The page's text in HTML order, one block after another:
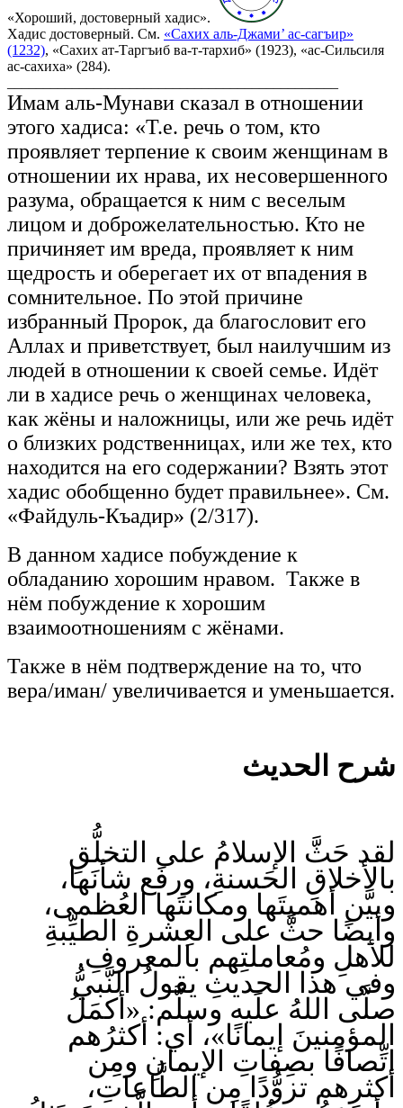
«Хороший, достоверный хадис».
Хадис достоверный. См. «Сахих аль-Джами’ ас-сагъир»
(1232), «Сахих ат-Таргъиб ва-т-тархиб» (1923), «ас-Сильсиля
ас-сахиха» (284).
Имам аль-Мунави сказал в отношении
этого хадиса: «Т.е. речь о том, кто
проявляет терпение к своим женщинам в
отношении их нрава, их несовершенного
разума, обращается к ним с веселым
лицом и доброжелательностью. Кто не
причиняет им вреда, проявляет к ним
щедрость и оберегает их от впадения в
сомнительное. По этой причине
избранный Пророк, да благословит его
Аллах и приветствует, был наилучшим из
людей в отношении к своей семье. Идёт
ли в хадисе речь о женщинах человека,
как жёны и наложницы, или же речь идёт
о близких родственницах, или же тех, кто
находится на его содержании? Взять этот
хадис обобщенно будет правильнее». См.
«Файдуль-Къадир» (2/317).
В данном хадисе побуждение к
обладанию хорошим нравом. Также в
нём побуждение к хорошим
взаимоотношениям с жёнами.
Также в нём подтверждение на то, что
вера/иман/ увеличивается и уменьшается.
شرح الحديث
لقد حَثَّ الإسلامُ على التخلُّقِ
بالأخلاقِ الحَسنةِ، ورفَع شأنَها،
وبيَّن أهميتَها ومكانتَها العُظمى،
وأيضًا حثَّ على العِشرةِ الطيِّبةِ
للأهلِ ومُعاملتِهم بالمعروفِ.
وفي هذا الحديثِ يقولُ النَّبيُّ
صلَّى اللهُ علَيه وسلَّم: «أكمَلُ
المؤمنينَ إيمانًا»، أي: أكثرُهم
اتِّصافًا بصِفاتِ الإيمانِ ومِن
أكثرِهم تزوُّدًا مِن الطَّاعاتِ،